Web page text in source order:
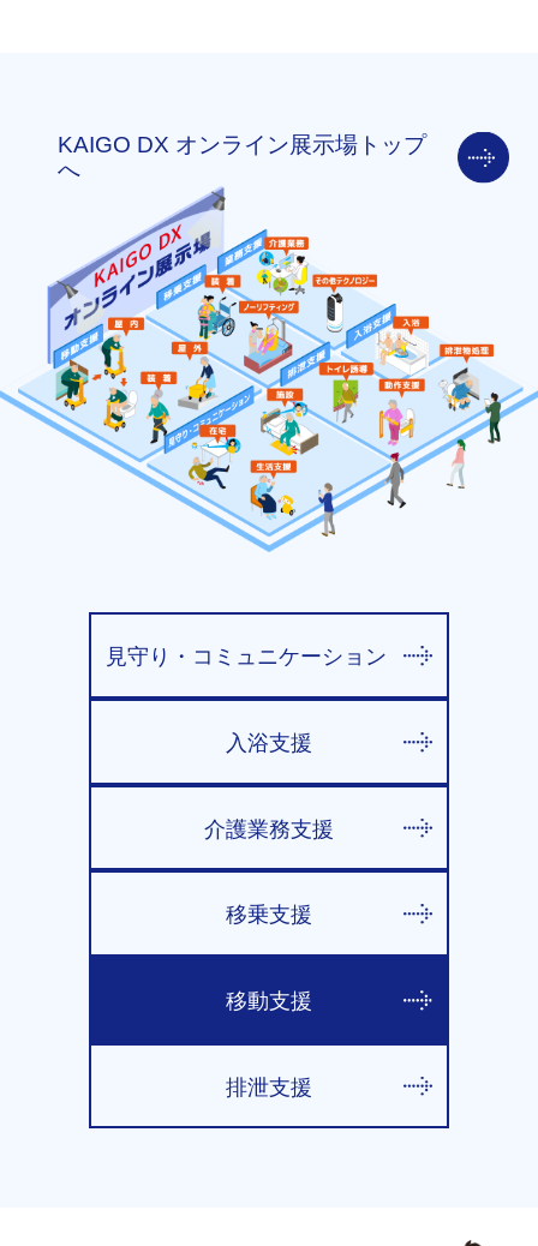
KAIGO DX オンライン展示場トップ
へ
見守り・コミュニケーション
入浴支援
介護業務支援
移乗支援
移動支援
排泄支援